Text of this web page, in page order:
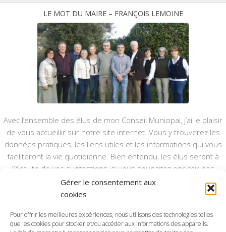
Gérer le consentement aux
cookies
Pour offrir les meilleures expériences, nous utilisons des technologies telles
que les cookies pour stocker et/ou accéder aux informations des appareils.
LE MOT DU MAIRE – FRANÇOIS LEMOINE
Avec l’ensemble des élus de mon Conseil Municipal, j’ai le plaisir
de vous accueillir sur notre site internet. Vous y trouverez les
données pratiques, les liens utiles et les informations qui vous
faciliteront la vie quotidienne. Bien entendu, les élus seront à
l’écoute de vos suggestions, si vous souhaitez enrichir nos
rubriques ou nos informations.
Ce type de communication vient en complément du bulletin
annuel, nous le ferons vivre et il sera actualisé pour mieux vous
informer.